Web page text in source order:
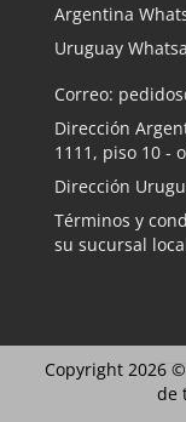
Argentina
Uruguay
Correo:
Dirección
1111, piso 10 -
Dirección
Términos y
su sucursal
Copyright 2026
de